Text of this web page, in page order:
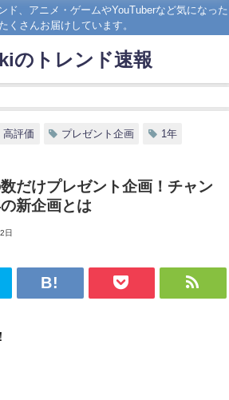
ド、アニメ・ゲームやYouTuberなど気になった
くさんお届けしています。
のトレンド速報
高評価 プレゼント企画 1年
だけプレゼント企画！チャン
新企画とは
日